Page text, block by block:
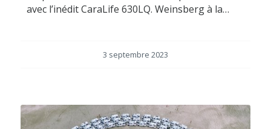
avec l’inédit CaraLife 630LQ. Weinsberg à la…
3 septembre 2023